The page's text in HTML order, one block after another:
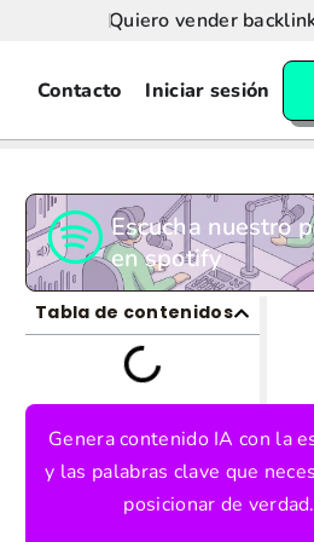
Quiero vender
Contacto Iniciar sesión
Escucha nuestro
en spotify
Tabla de contenidos
Genera contenido IA con la
y las palabras clave que
posicionar de verdad.